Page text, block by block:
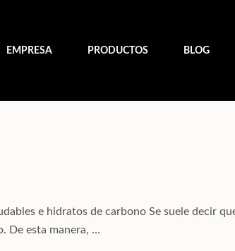
EMPRESA PRODUCTOS BLOG
e hidratos de carbono Se suele decir
De esta manera, …